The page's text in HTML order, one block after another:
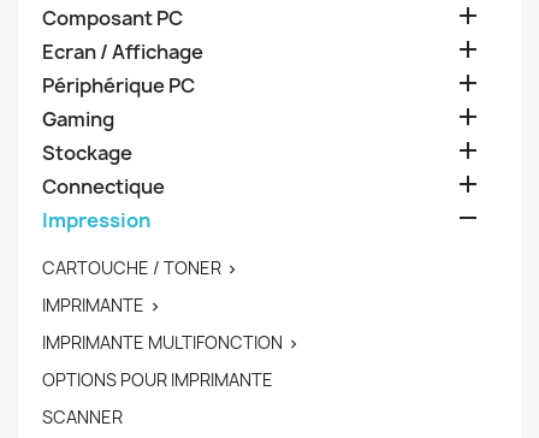
Composant PC 
Ecran / Affichage 
Périphérique PC 
Gaming 
Stockage 
Connectique 
Impression 
CARTOUCHE / TONER 
IMPRIMANTE 
IMPRIMANTE MULTIFONCTION 
OPTIONS POUR IMPRIMANTE
SCANNER